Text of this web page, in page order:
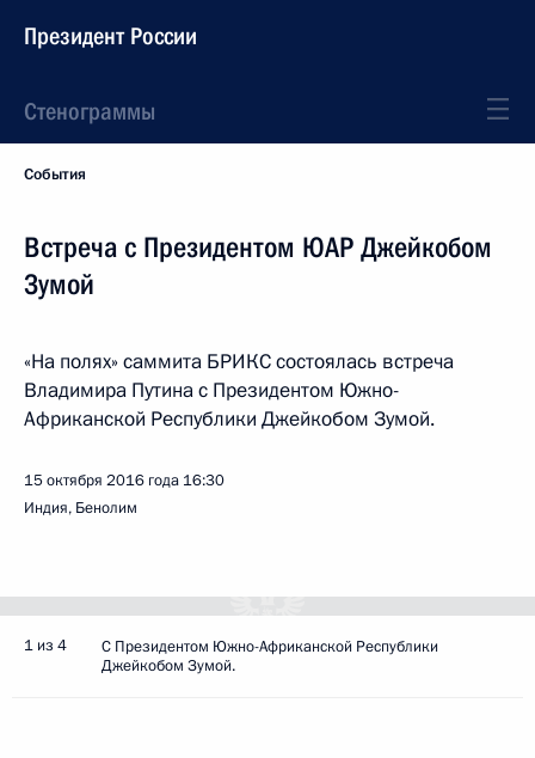
Президент России
Стенограммы
События
Встреча с Президентом ЮАР Джейкобом
Зумой
«На полях» саммита БРИКС состоялась встреча
Владимира Путина с Президентом Южно-
Африканской Республики Джейкобом Зумой.
15 октября 2016 года 16:30
Индия, Бенолим
1 из 4
С Президентом Южно-Африканской Республики
Джейкобом Зумой.